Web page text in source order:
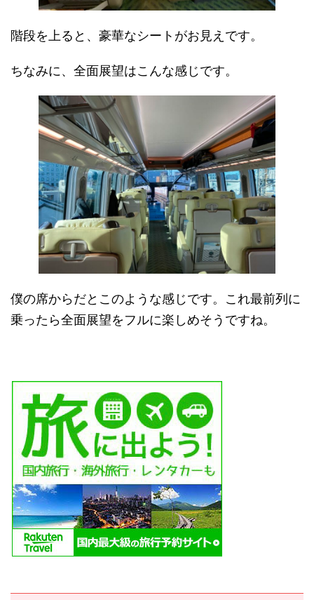
階段を上ると、豪華なシートがお見えです。
ちなみに、全面展望はこんな感じです。
僕の席からだとこのような感じです。これ最前列に
乗ったら全面展望をフルに楽しめそうですね。